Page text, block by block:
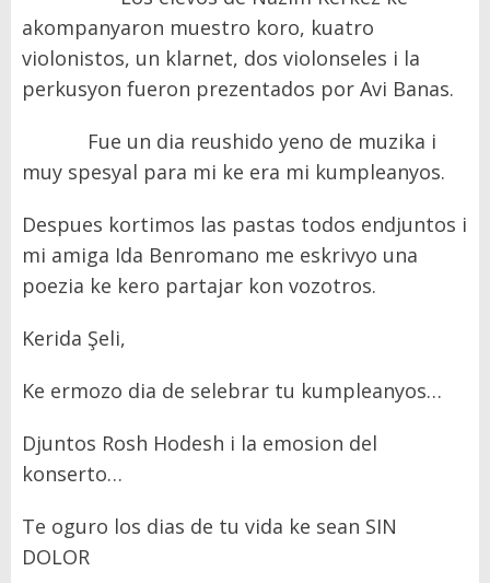
akompanyaron muestro koro, kuatro
violonistos, un klarnet, dos violonseles i la
perkusyon fueron prezentados por Avi Banas.
Fue un dia reushido yeno de muzika i
muy spesyal para mi ke era mi kumpleanyos.
Despues kortimos las pastas todos endjuntos i
mi amiga Ida Benromano me eskrivyo una
poezia ke kero partajar kon vozotros.
Kerida Şeli,
Ke ermozo dia de selebrar tu kumpleanyos…
Djuntos Rosh Hodesh i la emosion del
konserto…
Te oguro los dias de tu vida ke sean SIN
DOLOR